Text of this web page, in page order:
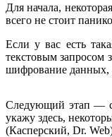
Для начала,
всего не стоит
Если у вас есть
текстовым
шифрование данных,
Следующий этап — с
укажу здесь,
(Касперский, Dr.